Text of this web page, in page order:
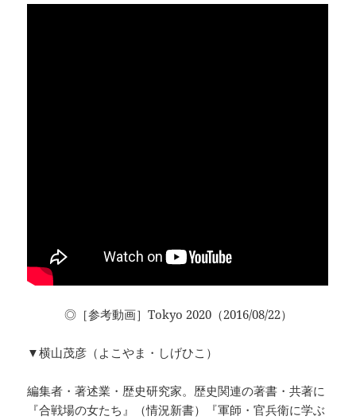
◎［参考動画］Tokyo 2020（2016/08/22）
▼横山茂彦（よこやま・しげひこ）
編集者・著述業・歴史研究家。歴史関連の著書・共著に
『合戦場の女たち』（情況新書）『軍師・官兵衛に学ぶ